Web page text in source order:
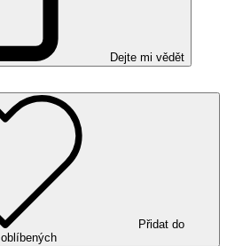
Dejte mi vědět
Přidat do
oblíbených